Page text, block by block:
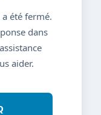
été fermé.
dans
aider.